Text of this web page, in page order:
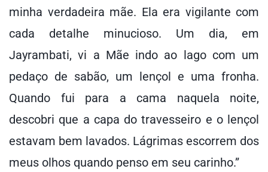
minha verdadeira mãe. Ela era vigilante com
cada detalhe minucioso. Um dia, em
Jayrambati, vi a Mãe indo ao lago com um
pedaço de sabão, um lençol e uma fronha.
Quando fui para a cama naquela noite,
descobri que a capa do travesseiro e o lençol
estavam bem lavados. Lágrimas escorrem dos
meus olhos quando penso em seu carinho.”